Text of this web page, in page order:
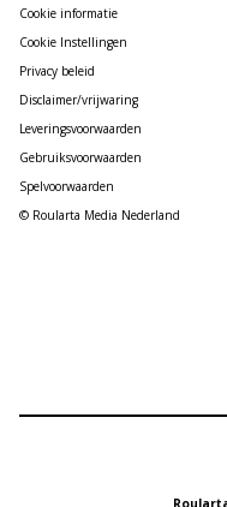
Cookie informatie
Cookie Instellingen
Privacy beleid
Disclaimer/vrijwaring
Leveringsvoorwaarden
Gebruiksvoorwaarden
Spelvoorwaarden
© Roularta Media Nederland